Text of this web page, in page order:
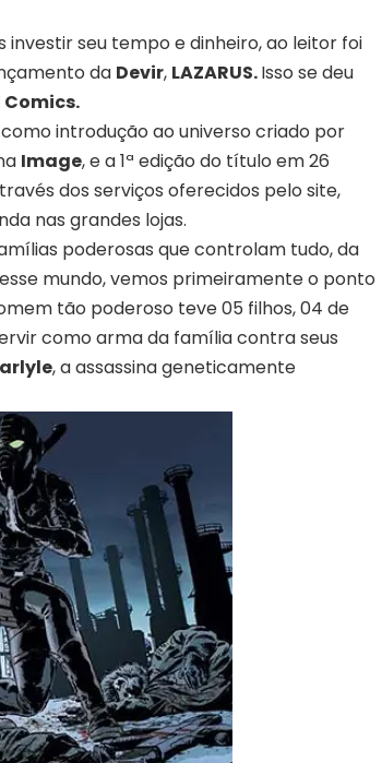
seu tempo e dinheiro, ao leitor foi
da Devir, LAZARUS.Isso se deu
Comics.
introdução ao universo criado por
Image, e a 1ª edição do título em 26
dos serviços oferecidos pelo site,
nas grandes lojas.
poderosas que controlam tudo, da
mundo, vemos primeiramente o ponto
tão poderoso teve 05 filhos, 04 de
como arma da família contra seus
, a assassina geneticamente